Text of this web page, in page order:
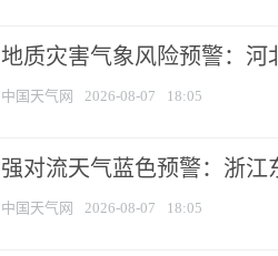
地质灾害气象风险预警：河
中国天气网 2026-08-07 18:05
强对流天气蓝色预警：浙江
中国天气网 2026-08-07 18:05